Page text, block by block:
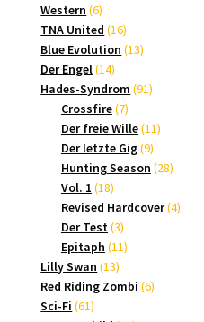
Western 66
Produkte
TNA United 1616
Produkte
Blue Evolution 1313
Der Engel 1414
Produkte
Hades-Syndrom 9191
Crossfire 77
Produkte
Der freie Wille 1111
Der letzte Gig 99
Produkte
Hunting Season 2828
Vol. 1 1818
Produkte
Revised Hardcover 44
Der Test 33
Produkte
Epitaph 1111
Lilly Swan 1313
Produkte
Red Riding Zombi 66
Sci-Fi 6161